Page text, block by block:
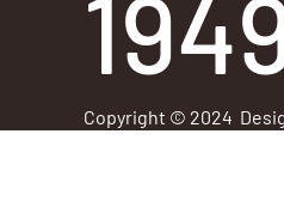
Copyright © 2024